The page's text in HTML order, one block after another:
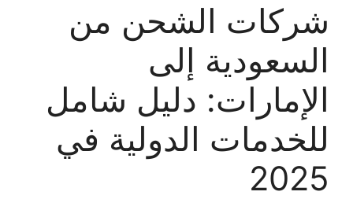
شركات الشحن من
السعودية إلى
الإمارات: دليل شامل
للخدمات الدولية في
2025